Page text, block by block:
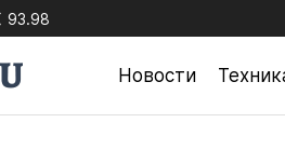
93.98
Новости